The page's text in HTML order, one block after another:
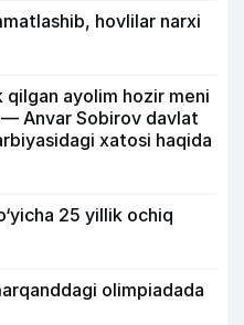
hovlilar narxi
qilgan ayolim hozir meni
— Anvar Sobirov davlat
xatosi haqida
25 yillik ochiq
olimpiadada